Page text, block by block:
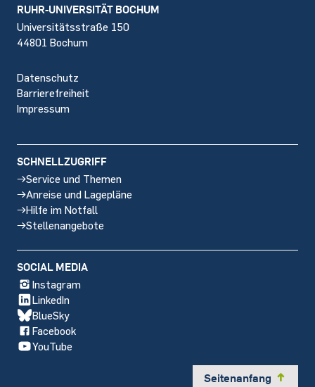
Footer
RUHR-UNIVERSITÄT BOCHUM
Universitätsstraße 150
44801 Bochum
Datenschutz
Barrierefreiheit
Impressum
SCHNELLZUGRIFF
Service und Themen
Anreise und Lagepläne
Hilfe im Notfall
Stellenangebote
SOCIAL MEDIA
Instagram
LinkedIn
BlueSky
Facebook
YouTube
Seitenanfang y